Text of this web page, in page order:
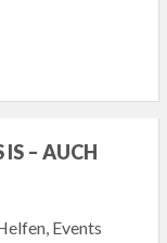
IS – AUCH
Events